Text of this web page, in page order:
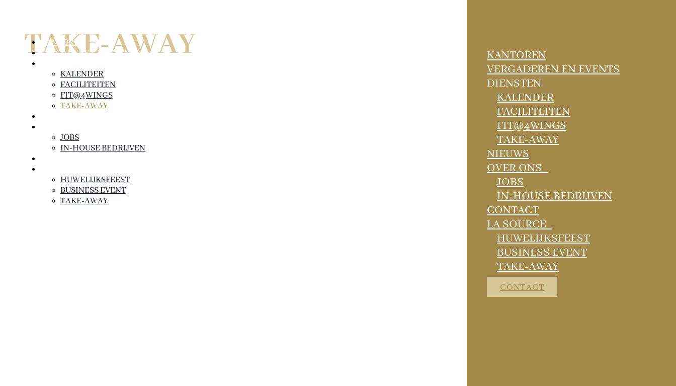
KANTOREN
VERGADEREN EN EVENTS
KALENDER
FACILITEITEN
FIT@4WINGS
TAKE-AWAY
JOBS
IN-HOUSE BEDRIJVEN
HUWELIJKSFEEST
BUSINESS EVENT
TAKE-AWAY
KANTOREN
VERGADEREN EN EVENTS
DIENSTEN
KALENDER
FACILITEITEN
FIT@4WINGS
TAKE-AWAY
NIEUWS
OVER ONS
JOBS
IN-HOUSE BEDRIJVEN
CONTACT
LA SOURCE
HUWELIJKSFEEST
BUSINESS EVENT
TAKE-AWAY
CONTACT
TAKE-AWAY
Je kan nu ook heerlijke maaltijden bestellen via take-away, verzorgd door
Zo geniet je snel, gemakkelijk én smakelijk, ’s middags en ’s avonds, zonder de deur uit te gaan.